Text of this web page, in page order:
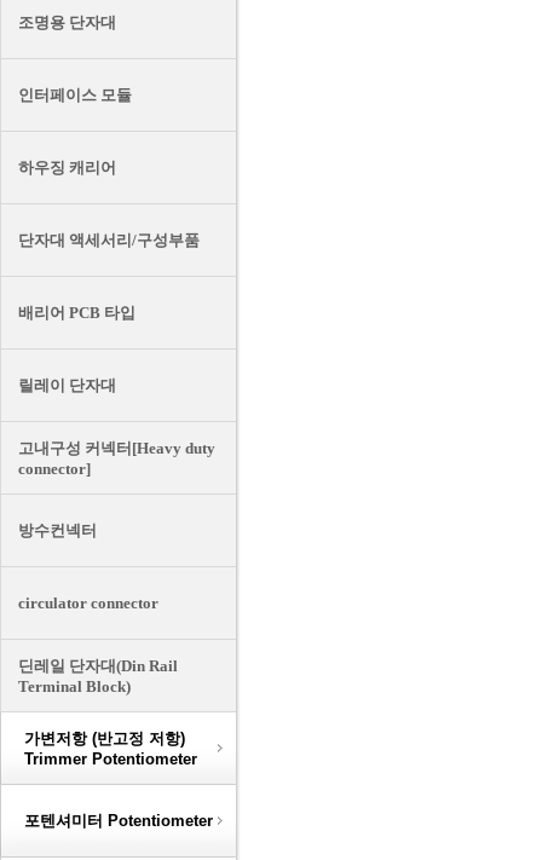
조명용 단자대
인터페이스 모듈
하우징 캐리어
단자대 액세서리/구성부품
배리어 PCB 타입
릴레이 단자대
고내구성 커넥터[Heavy duty
connector]
방수컨넥터
circulator connector
딘레일 단자대(Din Rail
Terminal Block)
가변저항 (반고정 저항)
Trimmer Potentiometer
포텐셔미터 Potentiometer